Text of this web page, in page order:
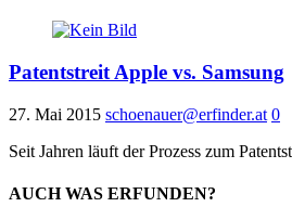
Patentstreit Apple vs. Samsung
27. Mai 2015 schoenauer@erfinder.at 0
Seit Jahren läuft der Prozess zum
AUCH WAS ERFUNDEN?